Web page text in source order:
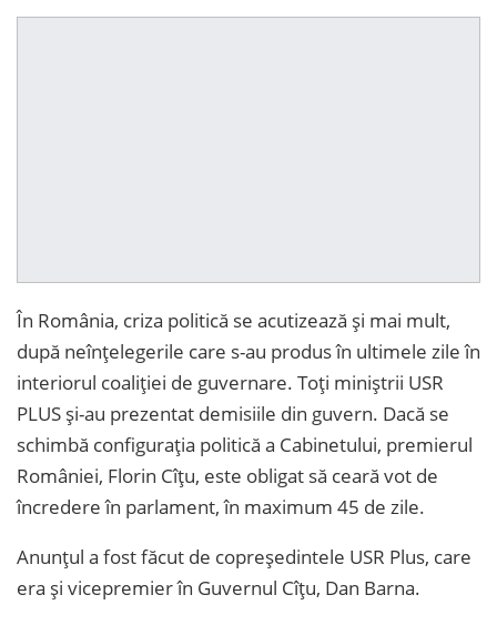
În România, criza politică se acutizează și mai mult,
după neînțelegerile care s-au produs în ultimele zile în
interiorul coaliției de guvernare. Toți miniștrii USR
PLUS și-au prezentat demisiile din guvern. Dacă se
schimbă configurația politică a Cabinetului, premierul
României, Florin Cîțu, este obligat să ceară vot de
încredere în parlament, în maximum 45 de zile.
Anunțul a fost făcut de copreședintele USR Plus, care
era și vicepremier în Guvernul Cîțu, Dan Barna.